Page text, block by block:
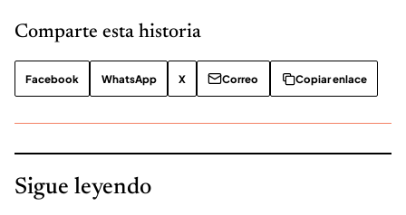
Comparte esta historia
Facebook WhatsApp X Correo Copiar enlace
Sigue leyendo